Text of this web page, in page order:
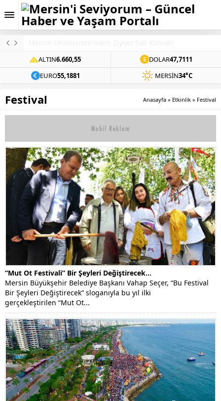
ALTIN6.660,55 DOLAR47,7111
EURO55,1881 MERSIN34°C
Festival Anasayfa » Etkinlik » Festival
“Mut Ot Festivali” Bir Şeyleri Değiştirecek…
Mersin Büyükşehir Belediye Başkanı Vahap Seçer, “Bu Festival
Bir Şeyleri Değiştirecek” sloganıyla bu yıl ilki
gerçekleştirilen “Mut Ot...